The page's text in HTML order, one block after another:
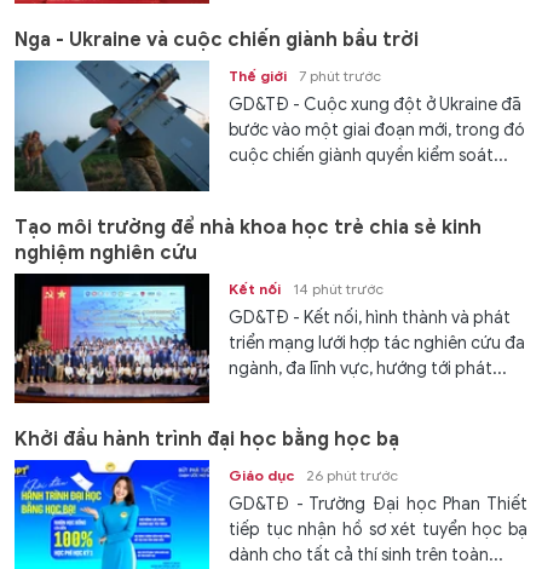
Nga - Ukraine và cuộc chiến giành bầu trời
Thế giới 7 phút trước
GD&TĐ - Cuộc xung đột ở Ukraine đã
bước vào một giai đoạn mới, trong đó
cuộc chiến giành quyền kiểm soát...
Tạo môi trường để nhà khoa học trẻ chia sẻ kinh
nghiệm nghiên cứu
Kết nối 14 phút trước
GD&TĐ - Kết nối, hình thành và phát
triển mạng lưới hợp tác nghiên cứu đa
ngành, đa lĩnh vực, hướng tới phát...
Khởi đầu hành trình đại học bằng học bạ
Giáo dục 26 phút trước
GD&TĐ - Trường Đại học Phan Thiết
tiếp tục nhận hồ sơ xét tuyển học bạ
dành cho tất cả thí sinh trên toàn...